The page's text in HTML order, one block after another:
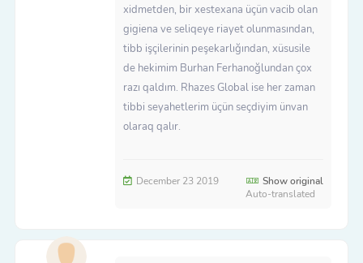
xidmetden, bir xestexana üçün vacib olan
gigiena ve seliqeye riayet olunmasından,
tibb işçilerinin peşekarlığından, xüsusile
de hekimim Burhan Ferhanoğlundan çox
razı qaldım. Rhazes Global ise her zaman
tibbi seyahetlerim üçün seçdiyim ünvan
olaraq qalır.
December 23 2019
Show original
Auto-translated